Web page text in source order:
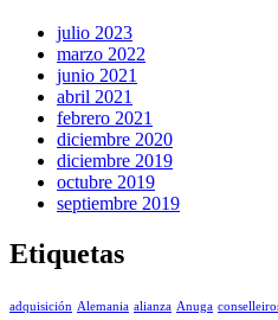
julio 2023
marzo 2022
junio 2021
abril 2021
febrero 2021
diciembre 2020
diciembre 2019
octubre 2019
septiembre 2019
Etiquetas
adquisición Alemania alianza Anuga